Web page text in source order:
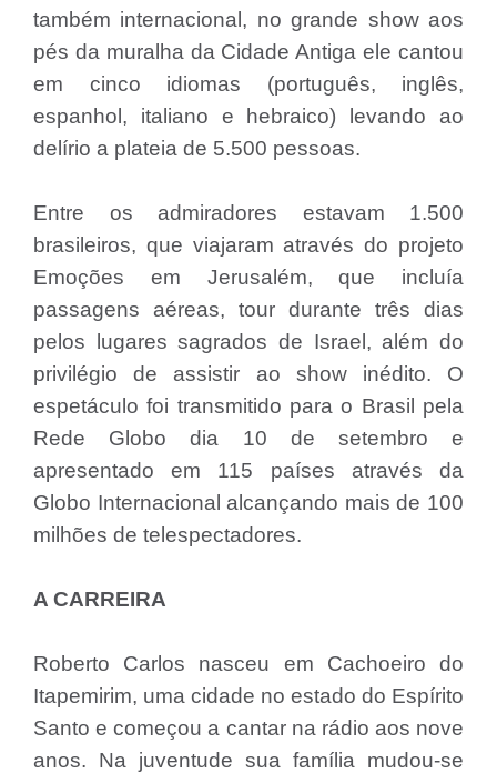
também internacional, no grande show aos
pés da muralha da Cidade Antiga ele cantou
em cinco idiomas (português, inglês,
espanhol, italiano e hebraico) levando ao
delírio a plateia de 5.500 pessoas.
Entre os admiradores estavam 1.500
brasileiros, que viajaram através do projeto
Emoções em Jerusalém, que incluía
passagens aéreas, tour durante três dias
pelos lugares sagrados de Israel, além do
privilégio de assistir ao show inédito. O
espetáculo foi transmitido para o Brasil pela
Rede Globo dia 10 de setembro e
apresentado em 115 países através da
Globo Internacional alcançando mais de 100
milhões de telespectadores.
A CARREIRA
Roberto Carlos nasceu em Cachoeiro do
Itapemirim, uma cidade no estado do Espírito
Santo e começou a cantar na rádio aos nove
anos. Na juventude sua família mudou-se